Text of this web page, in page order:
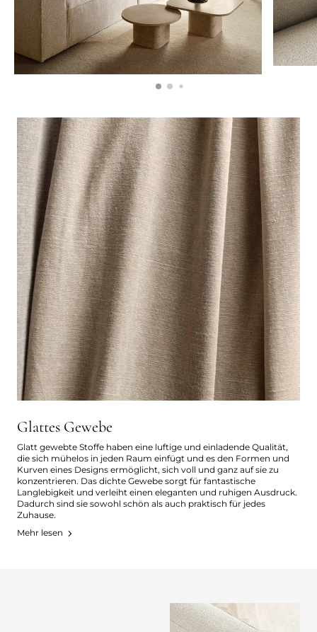
Glattes Gewebe
Glatt gewebte Stoffe haben eine luftige und einladende Qualität,
die sich mühelos in jeden Raum einfügt und es den Formen und
Kurven eines Designs ermöglicht, sich voll und ganz auf sie zu
konzentrieren. Das dichte Gewebe sorgt für fantastische
Langlebigkeit und verleiht einen eleganten und ruhigen Ausdruck.
Dadurch sind sie sowohl schön als auch praktisch für jedes
Zuhause.
Mehr lesen